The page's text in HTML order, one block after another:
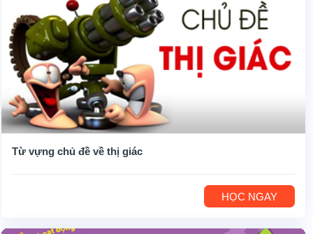
Từ vựng chủ đề về thị giác
HỌC NGAY